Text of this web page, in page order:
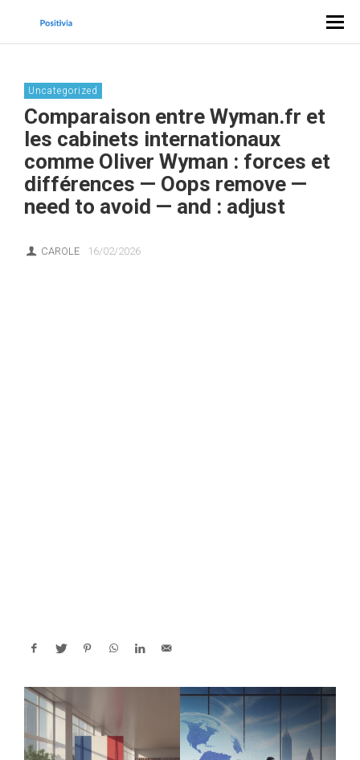
Uncategorized
Comparaison entre Wyman.fr et
les cabinets internationaux
comme Oliver Wyman : forces et
différences — Oops remove —
need to avoid — and : adjust
CAROLE 16/02/2026